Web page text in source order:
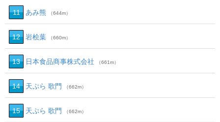
11 あみ熊 （644m）
12 岩桧葉 （660m）
13 日本食品商事株式会社 （661m）
14 天ぷら 歌門 （662m）
15 天ぷら 歌門 （662m）